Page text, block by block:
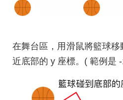
在舞台區，用滑鼠將籃球
近底部的 y 座標。( 範例是